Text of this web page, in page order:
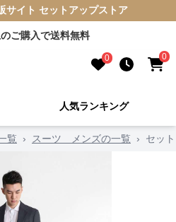
サイト セットアップストア
ご購入で送料無料
0 0
人気ランキング
覧 › スーツ メンズの一覧 › セッ